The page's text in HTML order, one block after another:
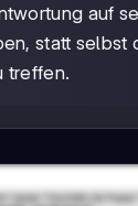
auf
statt selbst
treffen.